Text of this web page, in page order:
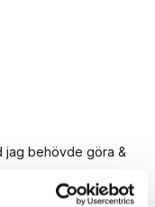
jag behövde göra &